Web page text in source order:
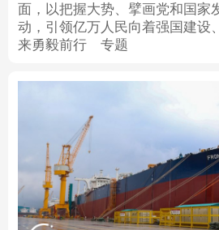
公益 一带一路
地方频道
北京 天津
辽宁 吉林
面，以把握大势、擘画党和国家
动，引领亿万人民向着强国建设
来勇毅前行
专题